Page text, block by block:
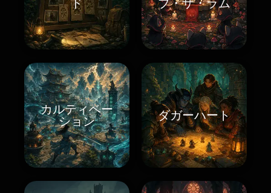
カルティベー
ション
ダガーハート